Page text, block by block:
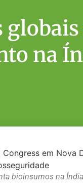
globais
na
bioinsumos na Índia